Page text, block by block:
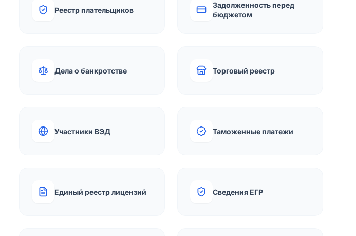
Реестр плательщиков
Задолженность перед
бюджетом
Дела о банкротстве Торговый реестр
Участники ВЭД Таможенные платежи
Единый реестр лицензий Сведения ЕГР